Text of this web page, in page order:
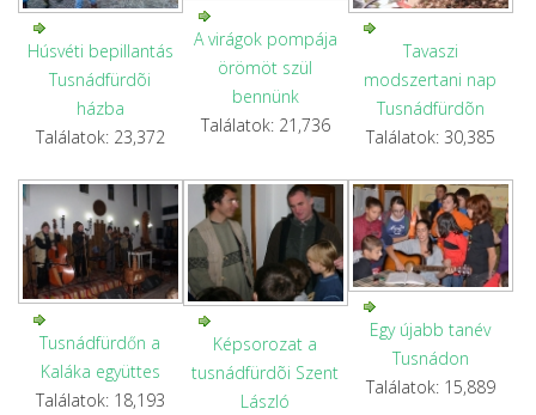
Húsvéti bepillantás
Tusnádfürdõi
házba
Találatok: 23,372
A virágok pompája
örömöt szül
bennünk
Találatok: 21,736
Tavaszi
modszertani nap
Tusnádfürdõn
Találatok: 30,385
Tusnádfürdőn a
Kaláka együttes
Találatok: 18,193
Képsorozat a
tusnádfürdõi Szent
László
Egy újabb tanév
Tusnádon
Találatok: 15,889